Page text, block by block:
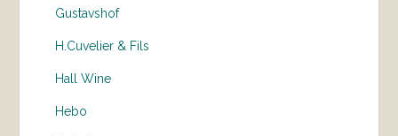
Gustavshof
H.Cuvelier & Fils
Hall Wine
Hebo